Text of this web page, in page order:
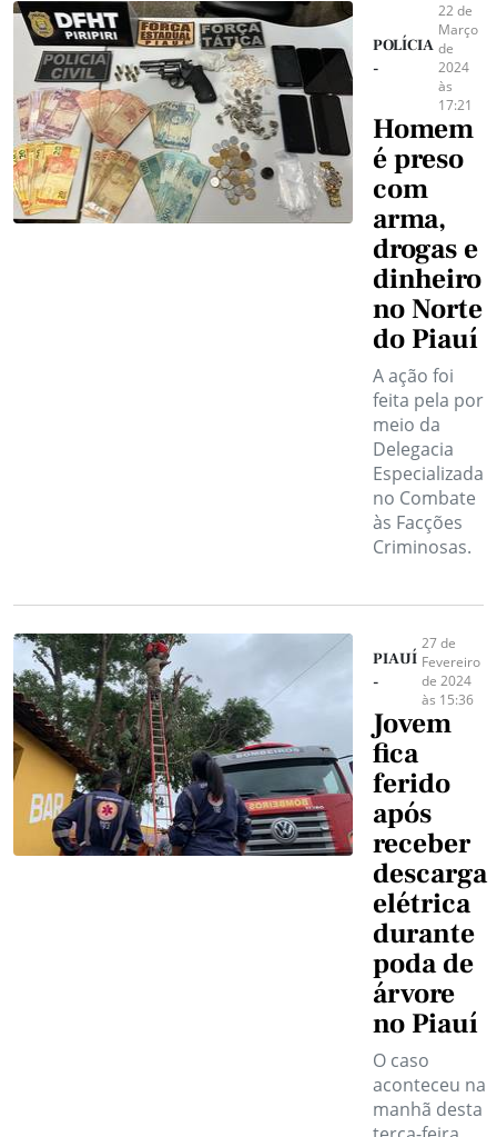
POLÍCIA
-
22 de
Março
de
2024
às
17:21
Homem
é preso
com
arma,
drogas e
dinheiro
no Norte
do Piauí
A ação foi
feita pela por
meio da
Delegacia
Especializada
no Combate
às Facções
Criminosas.
PIAUÍ
-
27 de
Fevereiro
de 2024
às 15:36
Jovem
fica
ferido
após
receber
descarga
elétrica
durante
poda de
árvore
no Piauí
O caso
aconteceu na
manhã desta